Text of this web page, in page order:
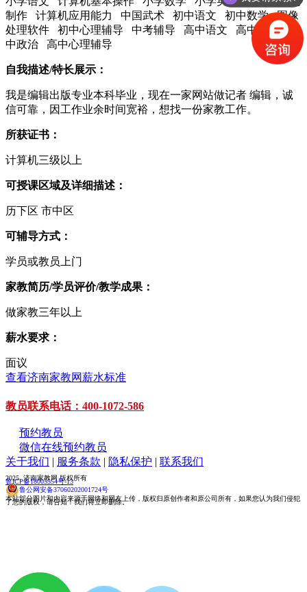
制作 计算机应用能力 中国武术 初中语文 初中数学 图像
处理软件 初中心理辅导 中考辅导 高中语文 高中地理 高
中政治 高中心理辅导
自我描述/特长展示：
我是编辑出版专业本科毕业，现在一家网站做记者 编辑，诚
信可靠，因工作业余时间宽裕，想找一份家教工作。
所获证书：
计算机三级以上
可授课区域及详细描述：
历下区 市中区
可辅导方式：
学员或教员上门
家教简历/学员评价/教学成果：
做家教三年以上
薪水要求：
面议
查看济南家教网薪水标准
教员联系电话：400-1072-586
预约教员
微信在线预约教员
关于我们 | 服务条款 | 隐私保护 | 联系我们
2025 济南家教网 版权所有
鲁ICP备18005554号-13
鲁公网安备37060202001724号
本站部分图片和内容来源于网络和网友上传，版权归原创作者和原公司所有，如果您认为我们侵犯
了您的版权，请告知！我们将立即删除。